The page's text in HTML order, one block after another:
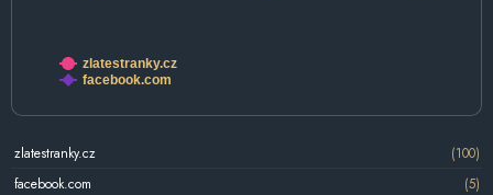
zlatestranky.cz
facebook.com
zlatestranky.cz
(100)
facebook.com
(5)